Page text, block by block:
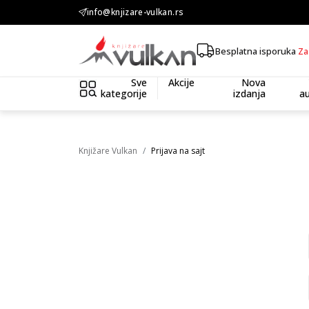
info@knjizare-vulkan.rs
Besplatna isporuka
Sve
kategorije
Akcije
Nova
izdanja
Knjižare Vulkan Prijava na sajt